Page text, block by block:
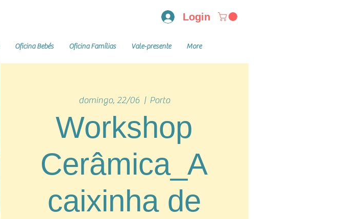
Login
Oficina Bebés Oficina Famílias Vale-presente More
domingo, 22/06
  |
Porto
Workshop
Cerâmica_A
caixinha de